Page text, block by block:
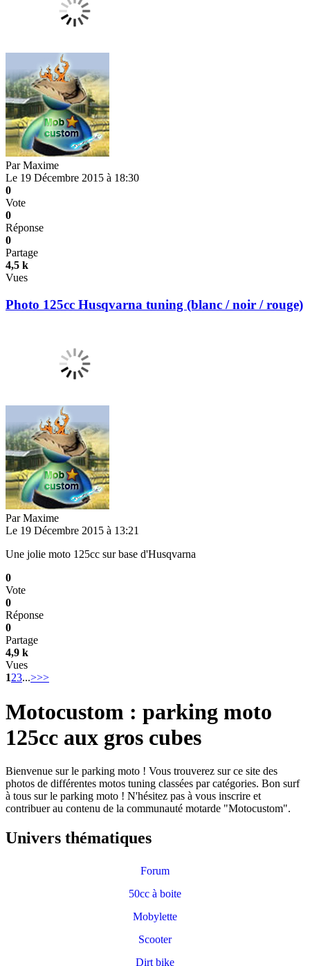
ParMaxime
Le 19 Décembre 2015 à 18:30
0
Vote
0
Réponse
0
Partage
4,5 k
Vues
Photo 125cc Husqvarna tuning (blanc / noir / rouge)
ParMaxime
Le 19 Décembre 2015 à 13:21
Une jolie moto 125cc sur base d'Husqvarna
0
Vote
0
Réponse
0
Partage
4,9 k
Vues
123...>>>
Motocustom : parking moto
125cc aux gros cubes
Bienvenue sur le parking moto ! Vous trouverez sur ce site des
photos de différentes motos tuning classées par catégories. Bon surf
à tous sur le parking moto ! N'hésitez pas à vous inscrire et
contribuer au contenu de la communauté motarde "Motocustom".
Univers thématiques
Forum
50cc à boite
Mobylette
Scooter
Dirt bike